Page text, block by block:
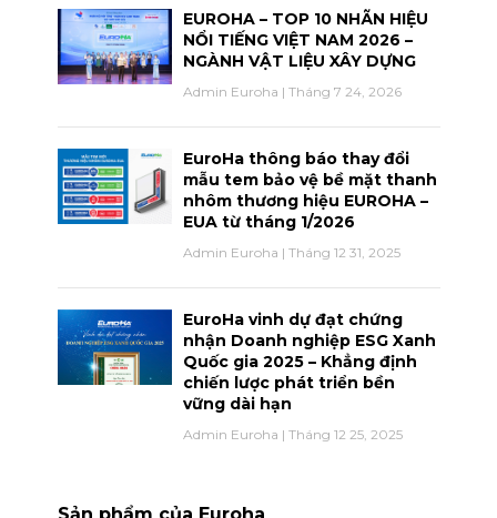
EUROHA – TOP 10 NHÃN HIỆU
NỔI TIẾNG VIỆT NAM 2026 –
NGÀNH VẬT LIỆU XÂY DỰNG
Admin Euroha Tháng 7 24, 2026
EuroHa thông báo thay đổi
mẫu tem bảo vệ bề mặt thanh
nhôm thương hiệu EUROHA –
EUA từ tháng 1/2026
Admin Euroha Tháng 12 31, 2025
EuroHa vinh dự đạt chứng
nhận Doanh nghiệp ESG Xanh
Quốc gia 2025 – Khẳng định
chiến lược phát triển bền
vững dài hạn
Admin Euroha Tháng 12 25, 2025
Sản phẩm của Euroha